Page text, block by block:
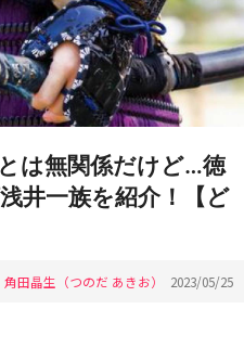
は無関係だけど…徳
井一族を紹介！【ど
角田晶生（つのだ あきお） 2023/05/25